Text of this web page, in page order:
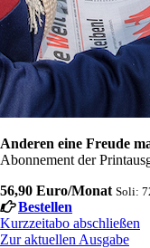
Anderen eine Freude
Abonnement der
56,90 Euro/Monat Soli:
Bestellen
Kurzzeitabo abschließen
Zur aktuellen Ausgabe